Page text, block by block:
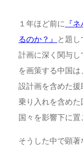
１年ほど前に
『
るのか？』
と題
計画に深く関与
を画策する中国
設計画を含めた
乗り入れを含め
国々を影響下に置
そうした中で顕